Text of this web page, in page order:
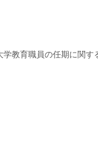
教育職員の任期に関す